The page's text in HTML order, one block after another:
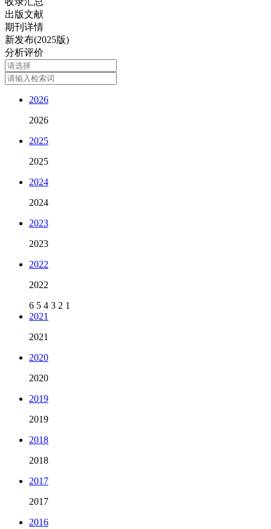
出版文献
期刊详情
新发布(2025版)
分析评价
2026
2026
2025
2025
2024
2024
2023
2023
2022
2022
6 5 4 3 2 1
2021
2021
2020
2020
2019
2019
2018
2018
2017
2017
2016